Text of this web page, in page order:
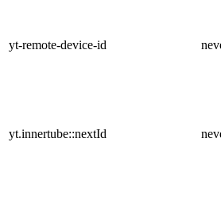
yt-remote-device-id
yt.innertube::nextId